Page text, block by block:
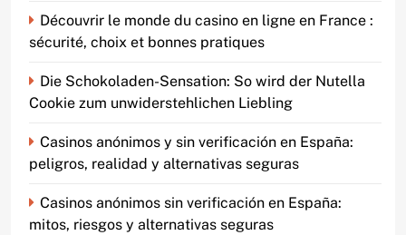
Découvrir le monde du casino en ligne en France :
sécurité, choix et bonnes pratiques
Die Schokoladen-Sensation: So wird der Nutella
Cookie zum unwiderstehlichen Liebling
Casinos anónimos y sin verificación en España:
peligros, realidad y alternativas seguras
Casinos anónimos sin verificación en España:
mitos, riesgos y alternativas seguras